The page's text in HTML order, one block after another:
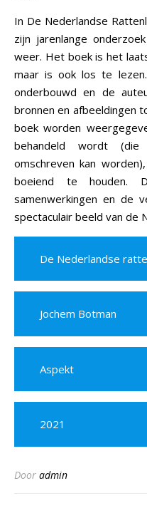
In De Nederlandse
zijn jarenlange
weer. Het boek is het
maar is ook los te
onderbouwd en de
bronnen en afbeeldingen
boek worden
behandeld wordt
omschreven kan
boeiend te houden.
samenwerkingen en de
spectaculair beeld van de
De Nederlandse
Jochem Botman
Aspekt
2021
Door admin